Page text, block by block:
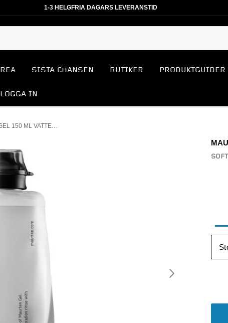
1-3 HELGFRIA DAGARS LEVERANSTID
REA SISTA CHANSEN BUTIKER PRODUKTGUIDER
LOGGA IN